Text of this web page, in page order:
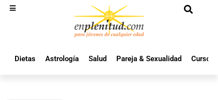
Dietas Astrología Salud Pareja & Sexualidad Cursos